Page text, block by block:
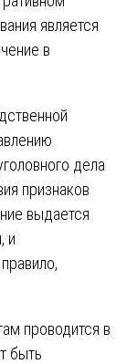
является
в
дела
признаков
выдается
и
проводится в
быть